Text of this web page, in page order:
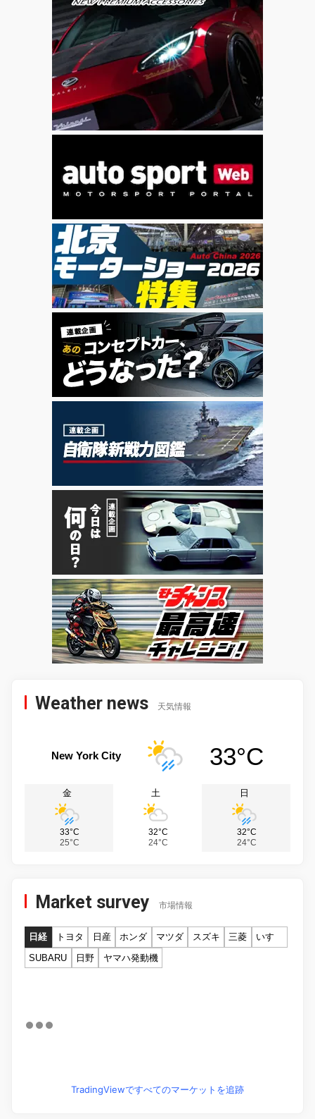
Weather news 天気情報
New York City 33°C
金
33°C
25°C
土
32°C
24°C
日
32°C
24°C
Market survey 市場情報
日経 トヨタ 日産 ホンダ マツダ スズキ 三菱
いすゞ
SUBARU
日野 ヤマハ発動機
TradingViewですべてのマーケットを追跡